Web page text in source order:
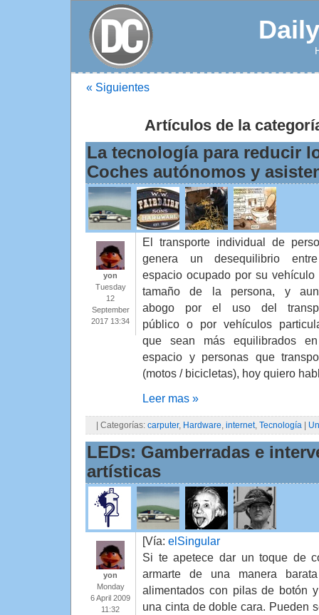
« Siguientes
Artículos de la
La tecnología para reducir
Coches autónomos y
yon
Tuesday
12
September
2017 13:34
El transporte individual de
genera un desequilibrio
espacio ocupado por su vehículo
tamaño de la persona, y
abogo por el uso del
público o por vehículos
que sean más equilibrados
espacio y personas que
(motos / bicicletas), hoy quiero
Leer mas »
| Categorías: carputer, Hardware internet, Tecnología |
LEDs: Gamberradas e
artísticas
yon
Monday
6 April 2009
11:32
[Vía: elSingular
Si te apetece dar un toque de
armarte de una manera
alimentados con pilas de botón
una cinta de doble cara. Pueden